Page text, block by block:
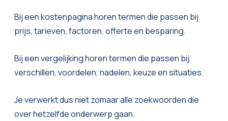
Bij een kostenpagina horen termen die passen bij
prijs, tarieven, factoren, offerte en besparing.
Bij een vergelijking horen termen die passen bij
verschillen, voordelen, nadelen, keuze en situaties.
Je verwerkt dus niet zomaar alle zoekwoorden die
over hetzelfde onderwerp gaan.